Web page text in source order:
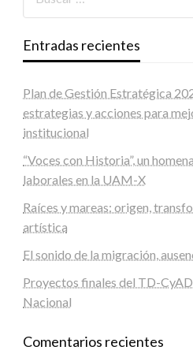
Entradas recientes
Plan de Gestión Estratégica
estrategias y acciones para
institucional
“Voces con Historia”, un
laborales en la UAM-X
Raíces y mareas: origen,
artística
El sonido de la migración,
Proyectos finales del TD-
Nacional
Comentarios recientes